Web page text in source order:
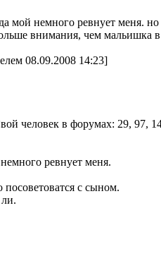
мой немного ревнует меня.
внимания, чем мальишка в
08.09.2008 14:23]
ревнует меня.
с сыном.